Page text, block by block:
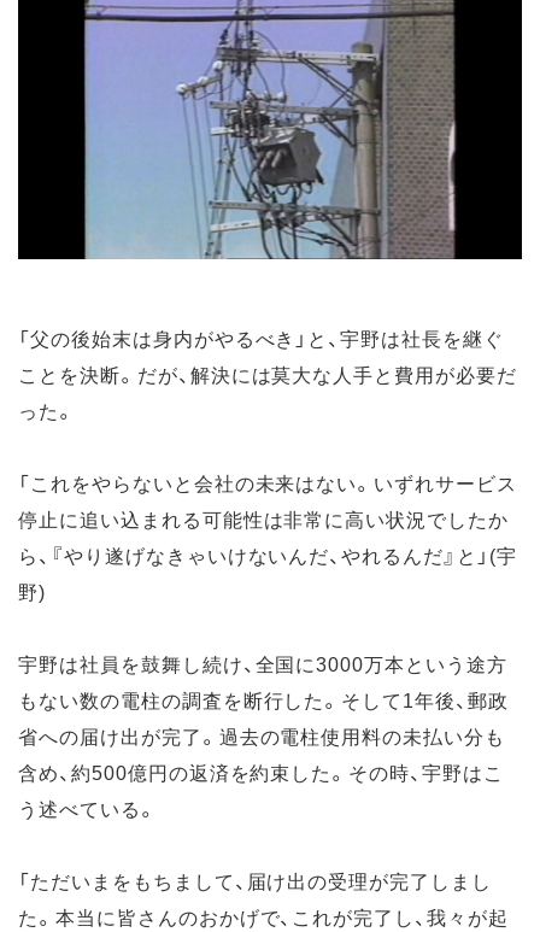
「父の後始末は身内がやるべき」と、宇野は社長を継ぐ
ことを決断。だが、解決には莫大な人手と費用が必要だ
った。
「これをやらないと会社の未来はない。いずれサービス
停止に追い込まれる可能性は非常に高い状況でしたか
ら、『やり遂げなきゃいけないんだ、やれるんだ』と」(宇
野)
宇野は社員を鼓舞し続け、全国に3000万本という途方
もない数の電柱の調査を断行した。そして1年後、郵政
省への届け出が完了。過去の電柱使用料の未払い分も
含め、約500億円の返済を約束した。その時、宇野はこ
う述べている。
「ただいまをもちまして、届け出の受理が完了しまし
た。本当に皆さんのおかげで、これが完了し、我々が起